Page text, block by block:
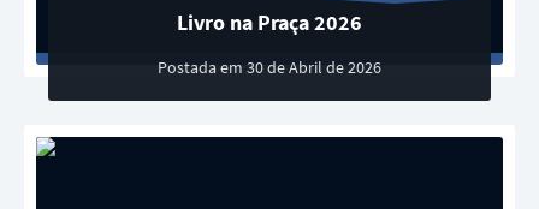
Livro na Praça 2026
Postada em 30 de Abril de 2026